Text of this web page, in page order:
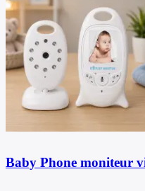
Baby Phone moniteur